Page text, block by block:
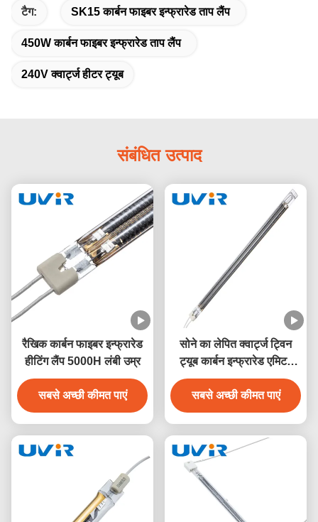
टैग: SK15 कार्बन फाइबर इन्फ्रारेड ताप लैंप
450W कार्बन फाइबर इन्फ्रारेड ताप लैंप
240V क्वार्ट्ज हीटर ट्यूब
संबंधित उत्पाद
रैखिक कार्बन फाइबर इन्फ्रारेड
हीटिंग लैंप 5000H लंबी उम्र
सबसे अच्छी कीमत पाएं
सोने का लेपित क्वार्ट्ज ट्विन
ट्यूब कार्बन इन्फ्रारेड एमिटर
15x33mm
सबसे अच्छी कीमत पाएं